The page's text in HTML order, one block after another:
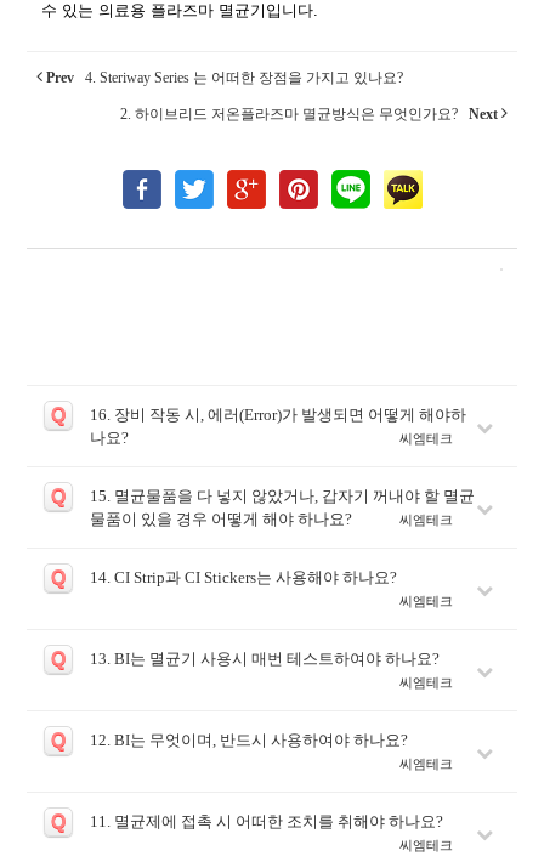
수 있는 의료용 플라즈마 멸균기입니다.
Prev 4. Steriway Series 는 어떠한 장점을 가지고 있나요?
2. 하이브리드 저온플라즈마 멸균방식은 무엇인가요? Next
Q
16. 장비 작동 시, 에러(Error)가 발생되면 어떻게 해야하
나요?
씨엠테크
Q
15. 멸균물품을 다 넣지 않았거나, 갑자기 꺼내야 할 멸균
물품이 있을 경우 어떻게 해야 하나요?
씨엠테크
Q 14. CI Strip과 CI Stickers는 사용해야 하나요?
씨엠테크
Q 13. BI는 멸균기 사용시 매번 테스트하여야 하나요?
씨엠테크
Q 12. BI는 무엇이며, 반드시 사용하여야 하나요?
씨엠테크
Q 11. 멸균제에 접촉 시 어떠한 조치를 취해야 하나요?
씨엠테크